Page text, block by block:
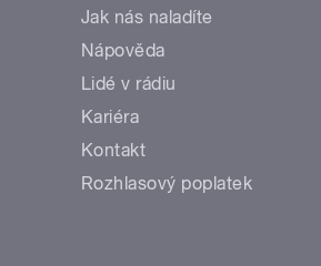
Jak nás naladíte
Nápověda
Lidé v rádiu
Kariéra
Kontakt
Rozhlasový poplatek